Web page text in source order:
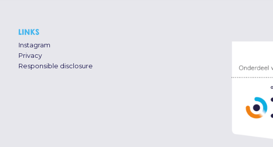
LINKS
Instagram
Privacy
Responsible disclosure